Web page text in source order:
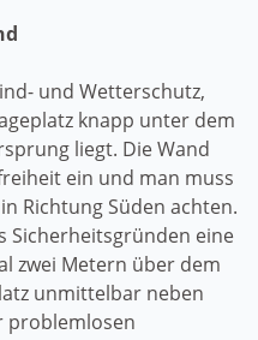
und Wetterschutz,
knapp unter dem
liegt. Die Wand
ein und man muss
Richtung Süden achten.
Sicherheitsgründen eine
zwei Metern über dem
unmittelbar neben
problemlosen